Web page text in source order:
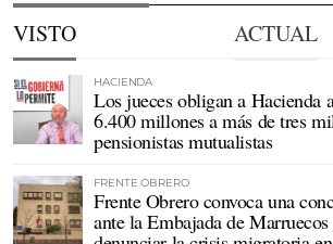
VISTO ACTUAL
HACIENDA
Los jueces obligan a Hacienda
6.400 millones a más de tres
pensionistas mutualistas
FRENTE OBRERO
Frente Obrero convoca una
ante la Embajada de Marruecos